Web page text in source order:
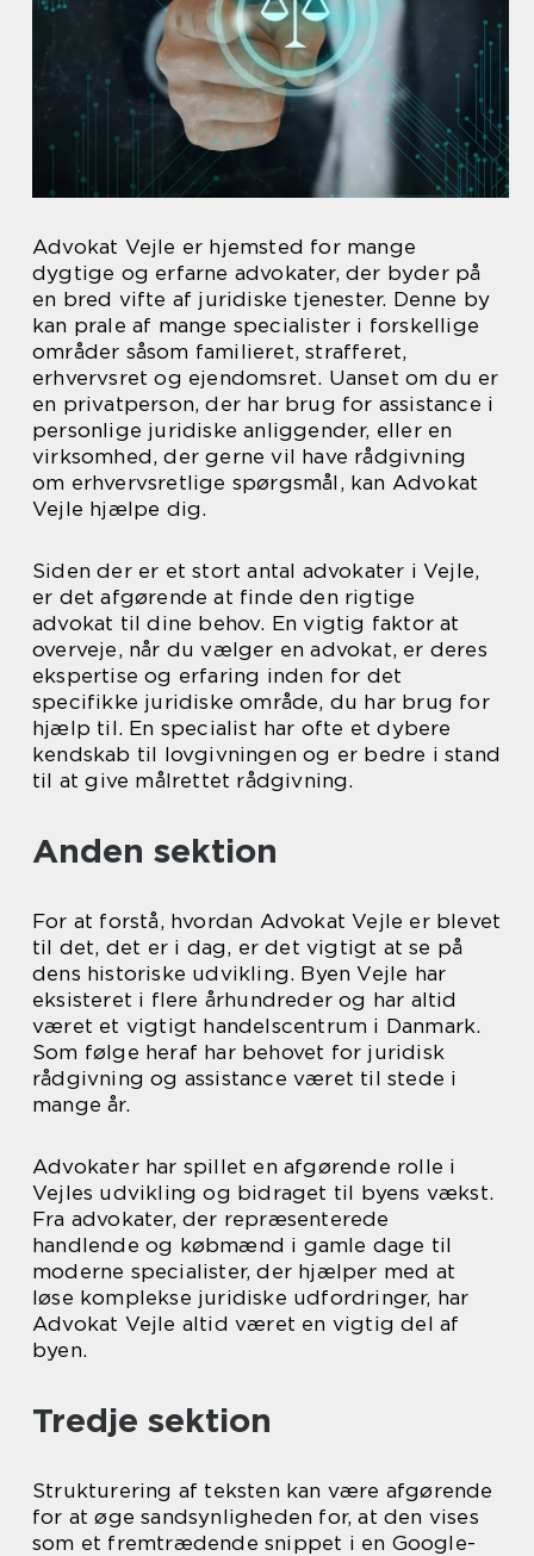
Advokat Vejle er hjemsted for mange
dygtige og erfarne advokater, der byder på
en bred vifte af juridiske tjenester. Denne by
kan prale af mange specialister i forskellige
områder såsom familieret, strafferet,
erhvervsret og ejendomsret. Uanset om du er
en privatperson, der har brug for assistance i
personlige juridiske anliggender, eller en
virksomhed, der gerne vil have rådgivning
om erhvervsretlige spørgsmål, kan Advokat
Vejle hjælpe dig.
Siden der er et stort antal advokater i Vejle,
er det afgørende at finde den rigtige
advokat til dine behov. En vigtig faktor at
overveje, når du vælger en advokat, er deres
ekspertise og erfaring inden for det
specifikke juridiske område, du har brug for
hjælp til. En specialist har ofte et dybere
kendskab til lovgivningen og er bedre i stand
til at give målrettet rådgivning.
Anden sektion
For at forstå, hvordan Advokat Vejle er blevet
til det, det er i dag, er det vigtigt at se på
dens historiske udvikling. Byen Vejle har
eksisteret i flere århundreder og har altid
været et vigtigt handelscentrum i Danmark.
Som følge heraf har behovet for juridisk
rådgivning og assistance været til stede i
mange år.
Advokater har spillet en afgørende rolle i
Vejles udvikling og bidraget til byens vækst.
Fra advokater, der repræsenterede
handlende og købmænd i gamle dage til
moderne specialister, der hjælper med at
løse komplekse juridiske udfordringer, har
Advokat Vejle altid været en vigtig del af
byen.
Tredje sektion
Strukturering af teksten kan være afgørende
for at øge sandsynligheden for, at den vises
som et fremtrædende snippet i en Google-